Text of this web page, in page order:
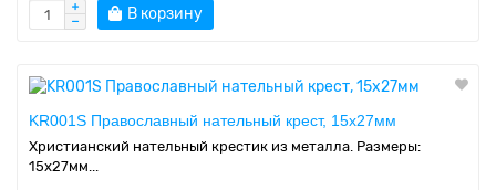
В корзину
KR001S Православный нательный крест, 15х27мм
Христианский нательный крестик из металла. Размеры:
15х27мм...